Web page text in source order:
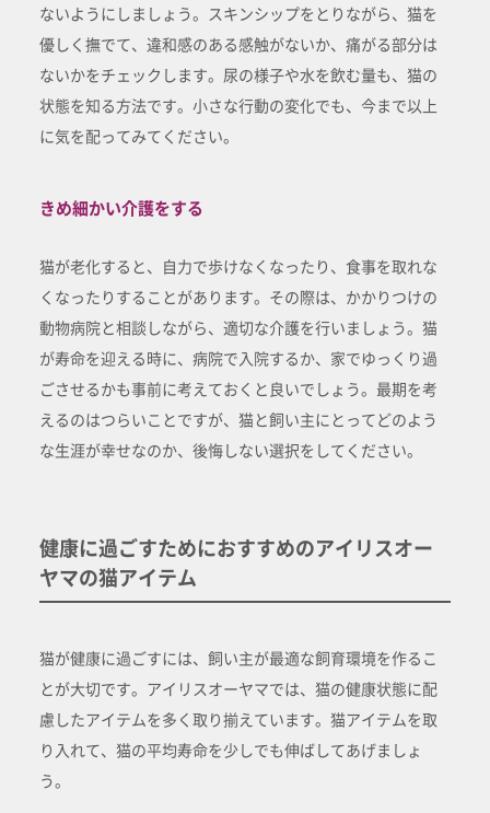
ないようにしましょう。スキンシップをとりながら、猫を
優しく撫でて、違和感のある感触がないか、痛がる部分は
ないかをチェックします。尿の様子や水を飲む量も、猫の
状態を知る方法です。小さな行動の変化でも、今まで以上
に気を配ってみてください。
きめ細かい介護をする
猫が老化すると、自力で歩けなくなったり、食事を取れな
くなったりすることがあります。その際は、かかりつけの
動物病院と相談しながら、適切な介護を行いましょう。猫
が寿命を迎える時に、病院で入院するか、家でゆっくり過
ごさせるかも事前に考えておくと良いでしょう。最期を考
えるのはつらいことですが、猫と飼い主にとってどのよう
な生涯が幸せなのか、後悔しない選択をしてください。
健康に過ごすためにおすすめのアイリスオー
ヤマの猫アイテム
猫が健康に過ごすには、飼い主が最適な飼育環境を作るこ
とが大切です。アイリスオーヤマでは、猫の健康状態に配
慮したアイテムを多く取り揃えています。猫アイテムを取
り入れて、猫の平均寿命を少しでも伸ばしてあげましょ
う。